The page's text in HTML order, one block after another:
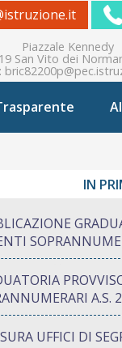
Piazzale Kennedy
San Vito dei
IN
A.S.
UFFICI DI